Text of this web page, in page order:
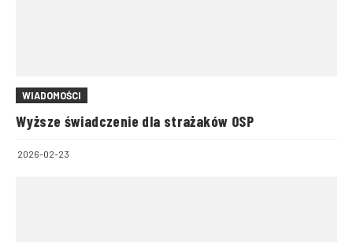
WIADOMOŚCI
Wyższe świadczenie dla strażaków OSP
2026-02-23